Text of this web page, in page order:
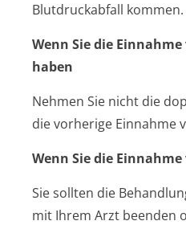
Blutdruckabfall kommen.
Wenn Sie die
haben
Nehmen Sie nicht die
die vorherige Einnahme
Wenn Sie die
Sie sollten die
mit Ihrem Arzt beenden